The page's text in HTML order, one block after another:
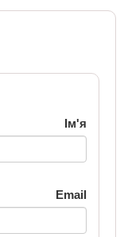
Ім'я
Email